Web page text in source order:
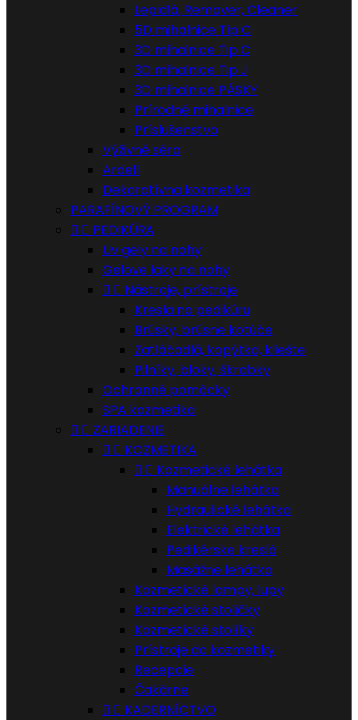
Lepidlá, Remover, Cleaner
5D mihalnice Tip C
3D mihalnice Tip C
3D mihalnice Tip J
3D mihalnice PÁSKY
Prírodné mihalnice
Príslušenstvo
Výživné séra
Ardell
Dekoratívna kozmetika
PARAFÍNOVÝ PROGRAM
  PEDIKÚRA
Uv gely na nohy
Gelove laky na nohy
  Nástroje, prístroje
Kresla na pedikúru
Brúsky, brúsne kotúče
Zatláčadlá, kopýtka, kliešte
Pilníky, bloky, škrabky
Ochranné pomôcky
SPA kozmetika
  ZARIADENIE
  KOZMETIKA
  Kozmetické lehátka
Manuálne lehátka
Hydraulické lehátka
Elektrické lehátka
Pedikérske kreslá
Masážne lehátka
Kozmetické lampy, lupy
Kozmetické stoličky
Kozmetické stolíky
Prístroje do kozmetiky
Recepcie
Čakárne
  KADERNÍCTVO